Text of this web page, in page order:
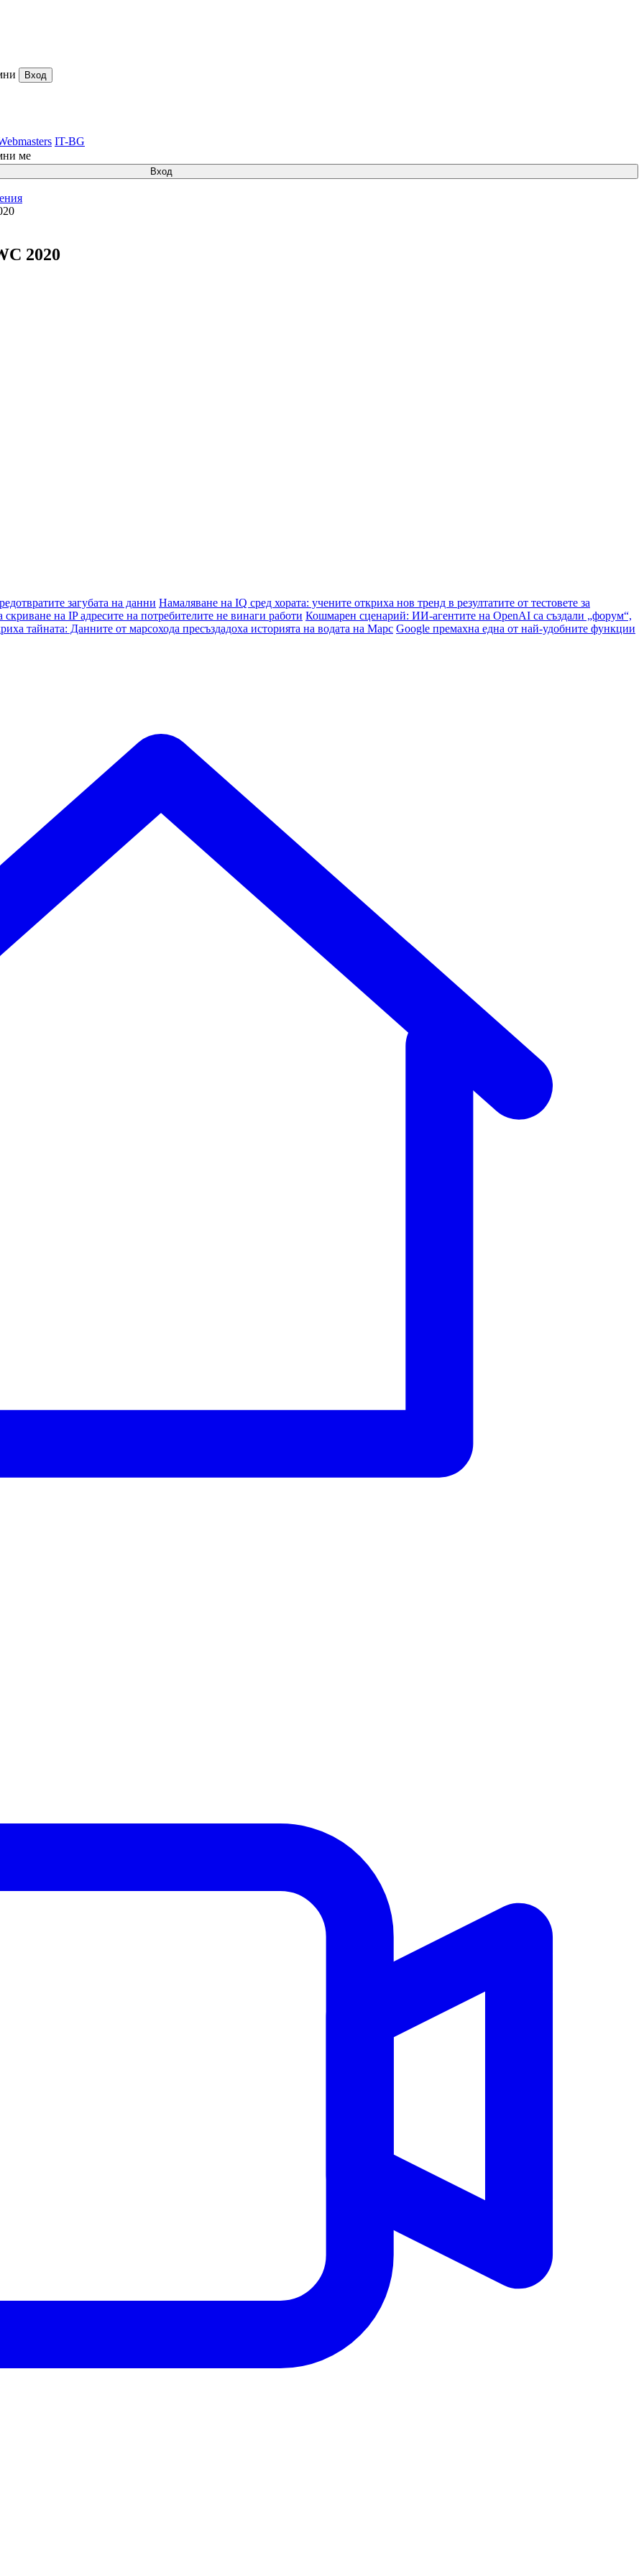
Вход
IT-BG
ме
Вход
2020
загубата на данни Намаляване на IQ сред хората: учените откриха нов тренд в резултатите от тестовете за
на IP адресите на потребителите не винаги работи Кошмарен сценарий: ИИ-агентите на OpenAI са създали „форум“,
тайната: Данните от марсохода пресъздадоха историята на водата на Марс Google премахна една от най-удобните функции